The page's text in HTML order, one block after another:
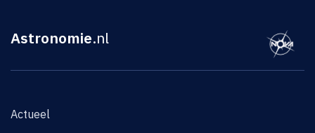
Astronomie.nl
Actueel